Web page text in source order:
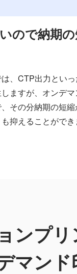
ので納期
、CTP出力とい
ますが、オンデ
その分納期の短縮
抑えることができ
ンプ
マンド